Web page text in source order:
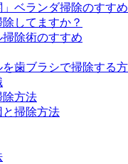
ベランダ掃除のすすめ
してますか？
除術のすすめ
歯ブラシで掃除する
除方法
掃除方法